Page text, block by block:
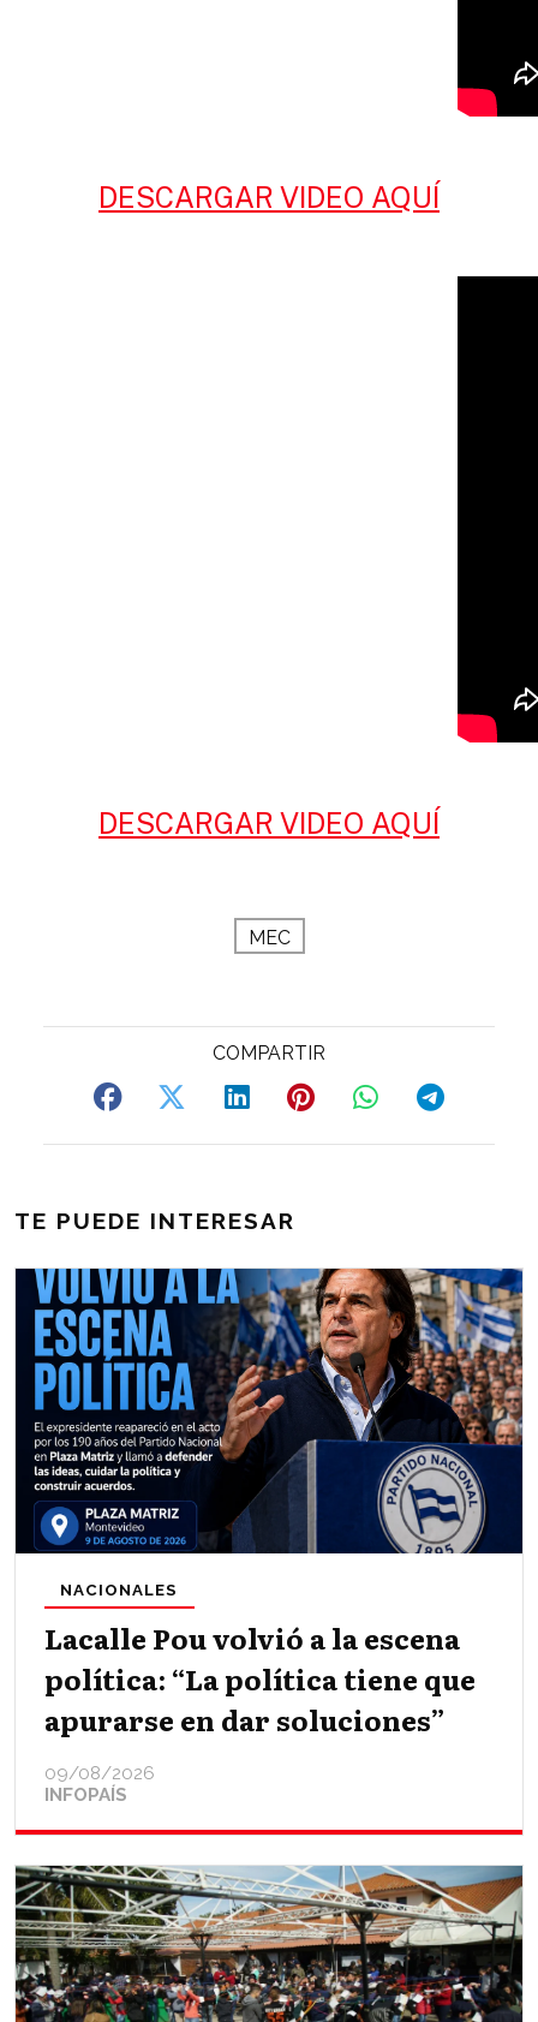
DESCARGAR VIDEO AQUÍ
DESCARGAR VIDEO AQUÍ
MEC
TE PUEDE INTERESAR
Lacalle Pou volvió a la escena
política: “La política tiene que
apurarse en dar soluciones”
INFOPAÍS
NACIONALES
09/08/2026